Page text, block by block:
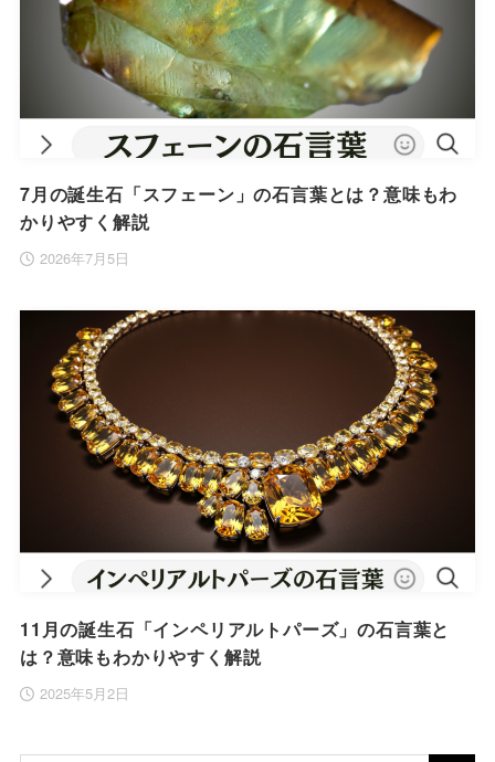
7月の誕生石「スフェーン」の石言葉とは？意味もわ
かりやすく解説
2026年7月5日
11月の誕生石「インペリアルトパーズ」の石言葉と
は？意味もわかりやすく解説
2025年5月2日